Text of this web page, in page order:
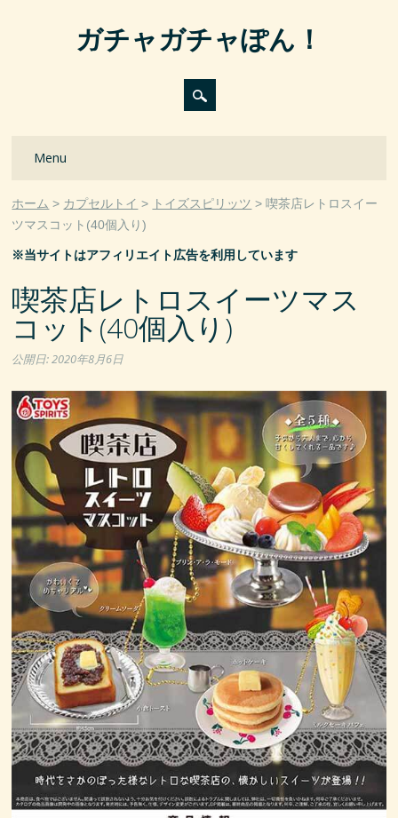
ガチャガチャぽん！
Main menu
Menu
ホーム カプセルトイ トイズスピリッツ
喫茶店レトロスイー
ツマスコット(40個入り)
※当サイトはアフィリエイト広告を利用しています
喫茶店レトロスイーツマス
コット(40個入り)
公開日:2020年8月6日